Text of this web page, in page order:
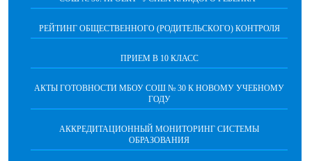
РЕЙТИНГ ОБЩЕСТВЕННОГО (РОДИТЕЛЬСКОГО) КОНТРОЛЯ
ПРИЕМ В 10 КЛАСС
АКТЫ ГОТОВНОСТИ МБОУ СОШ № 30 К НОВОМУ УЧЕБНОМУ
ГОДУ
АККРЕДИТАЦИОННЫЙ МОНИТОРИНГ СИСТЕМЫ
ОБРАЗОВАНИЯ